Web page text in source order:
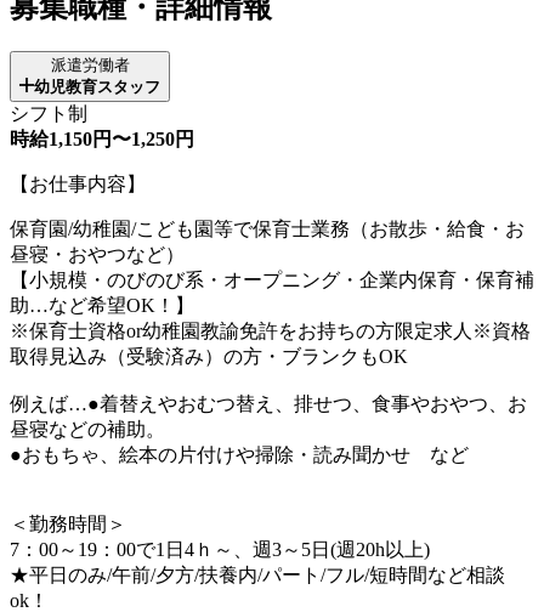
募集職種・詳細情報
派遣労働者
幼児教育スタッフ
シフト制
時給1,150円〜1,250円
【お仕事内容】
保育園/幼稚園/こども園等で保育士業務（お散歩・給食・お
昼寝・おやつなど）
【小規模・のびのび系・オープニング・企業内保育・保育補
助…など希望OK！】
※保育士資格or幼稚園教諭免許をお持ちの方限定求人※資格
取得見込み（受験済み）の方・ブランクもOK
例えば…●着替えやおむつ替え、排せつ、食事やおやつ、お
昼寝などの補助。
●おもちゃ、絵本の片付けや掃除・読み聞かせ など
＜勤務時間＞
7：00～19：00で1日4ｈ～、週3～5日(週20h以上)
★平日のみ/午前/夕方/扶養内/パート/フル/短時間など相談
ok！